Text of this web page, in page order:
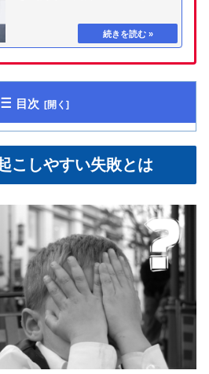
目次
こしやすい失敗とは